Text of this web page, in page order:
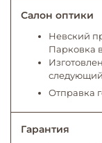
Салон оптики
Невский
Парковка
Отправка
Гарантия